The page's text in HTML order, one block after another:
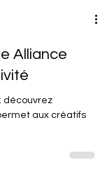
Alliance
aux créatifs